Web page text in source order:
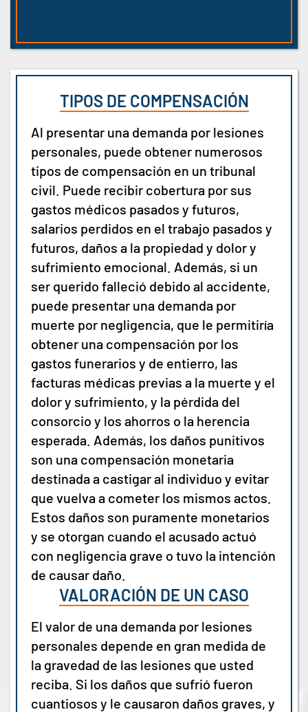
TIPOS DE COMPENSACIÓN
Al presentar una demanda por lesiones
personales, puede obtener numerosos
tipos de compensación en un tribunal
civil. Puede recibir cobertura por sus
gastos médicos pasados y futuros,
salarios perdidos en el trabajo pasados y
futuros, daños a la propiedad y dolor y
sufrimiento emocional. Además, si un
ser querido falleció debido al accidente,
puede presentar una demanda por
muerte por negligencia, que le permitiría
obtener una compensación por los
gastos funerarios y de entierro, las
facturas médicas previas a la muerte y el
dolor y sufrimiento, y la pérdida del
consorcio y los ahorros o la herencia
esperada. Además, los daños punitivos
son una compensación monetaria
destinada a castigar al individuo y evitar
que vuelva a cometer los mismos actos.
Estos daños son puramente monetarios
y se otorgan cuando el acusado actuó
con negligencia grave o tuvo la intención
de causar daño.
VALORACIÓN DE UN CASO
El valor de una demanda por lesiones
personales depende en gran medida de
la gravedad de las lesiones que usted
reciba. Si los daños que sufrió fueron
cuantiosos y le causaron daños graves, y